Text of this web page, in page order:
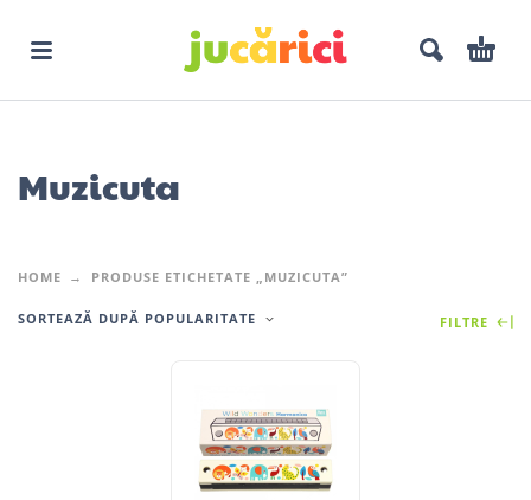
Muzicuta
HOME PRODUSE ETICHETATE „MUZICUTA”
SORTEAZĂ DUPĂ POPULARITATE FILTRE